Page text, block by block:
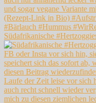
Südafrikanische